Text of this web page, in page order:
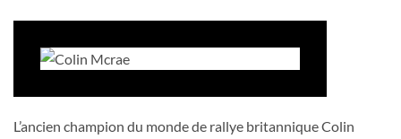
L’ancien champion du monde de rallye britannique Colin